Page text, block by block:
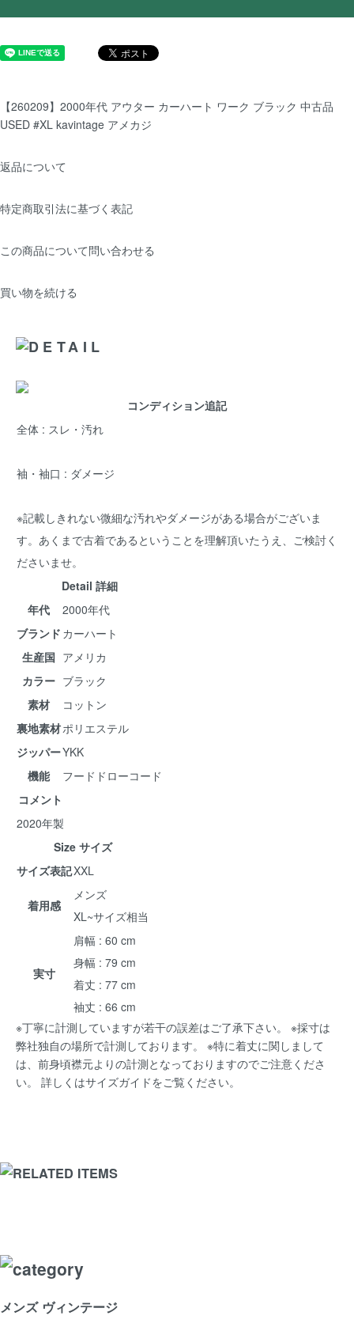
【260209】2000年代 アウター カーハート ワーク ブラック 中古品
USED #XL kavintage アメカジ
返品について
特定商取引法に基づく表記
この商品について問い合わせる
買い物を続ける
コンディション追記
全体 : スレ・汚れ
袖・袖口 : ダメージ
※記載しきれない微細な汚れやダメージがある場合がございま
す。あくまで古着であるということを理解頂いたうえ、ご検討く
ださいませ。
Detail 詳細
年代
2000年代
ブランド カーハート
生産国 アメリカ
カラー ブラック
素材
コットン
裏地素材ポリエステル
ジッパーYKK
機能
フードドローコード
コメント
2020年製
Size サイズ
サイズ表記XXL
着用感
メンズ
XL~サイズ相当
実寸
肩幅 : 60 cm
身幅 : 79 cm
着丈 : 77 cm
袖丈 : 66 cm
※丁寧に計測していますが若干の誤差はご了承下さい。 ※採寸は
弊社独自の場所で計測しております。 ※特に着丈に関しまして
は、前身頃襟元よりの計測となっておりますのでご注意くださ
い。 詳しくはサイズガイドをご覧ください。
メンズ ヴィンテージ